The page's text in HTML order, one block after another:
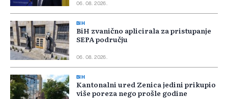
06. 08. 2026.
BIH
BiH zvanično aplicirala za pristupanje
SEPA području
06. 08. 2026.
BIH
Kantonalni ured Zenica jedini prikupio
više poreza nego prošle godine